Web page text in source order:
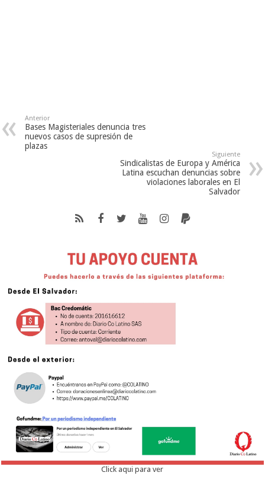
Anterior
Bases Magisteriales denuncia tres
nuevos casos de supresión de
plazas
Siguiente
Sindicalistas de Europa y América
Latina escuchan denuncias sobre
violaciones laborales en El
Salvador
Click aqui para ver